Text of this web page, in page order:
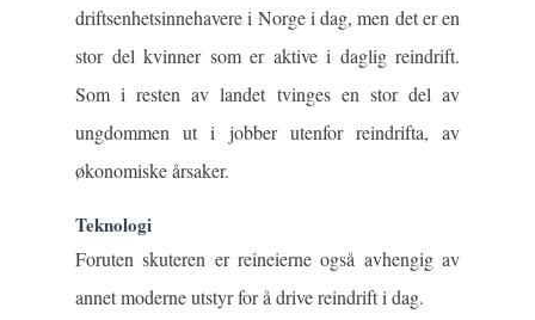
driftsenhetsinnehavere i Norge i dag, men det er en
stor del kvinner som er aktive i daglig reindrift.
Som i resten av landet tvinges en stor del av
ungdommen ut i jobber utenfor reindrifta, av
økonomiske årsaker.
Teknologi
Foruten skuteren er reineierne også avhengig av
annet moderne utstyr for å drive reindrift i dag.